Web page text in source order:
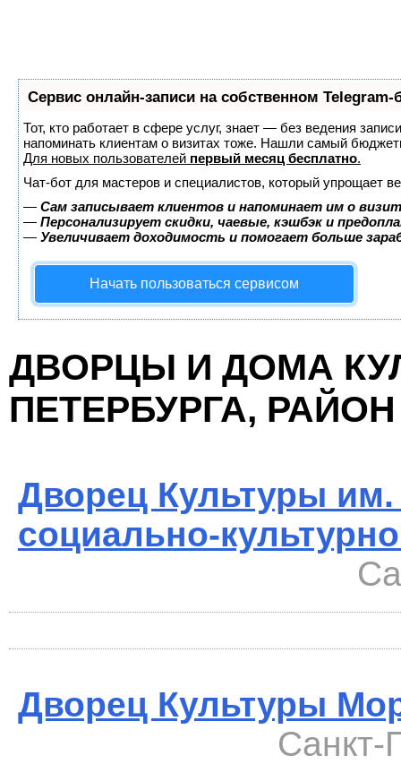
Сервис онлайн-записи на собственном Telegram-
Тот, кто работает в сфере услуг, знает — без ведения
напоминать клиентам о визитах тоже. Нашли самый
Для новых пользователей первый месяц бесплатно.
Чат-бот для мастеров и специалистов, который упрощает
— Сам записывает клиентов и напоминает им о
— Персонализирует скидки, чаевые, кэшбэк и
— Увеличивает доходимость и помогает больше
Начать пользоваться сервисом
ДВОРЦЫ И ДОМА
ПЕТЕРБУРГА,
Дворец Культуры
социально-
Дворец Культуры
Санкт-